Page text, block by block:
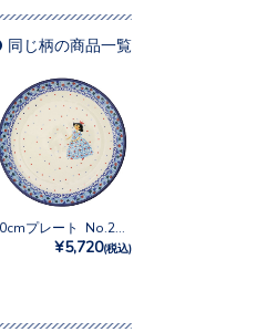
同じ柄の商品一覧
¥5,720(税込)